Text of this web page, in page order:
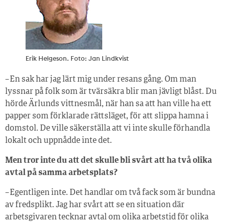
Erik Helgeson. Foto: Jan Lindkvist
– En sak har jag lärt mig under resans gång. Om man
lyssnar på folk som är tvärsäkra blir man jävligt blåst. Du
hörde Ärlunds vittnesmål, när han sa att han ville ha ett
papper som förklarade rättsläget, för att slippa hamna i
domstol. De ville säkerställa att vi inte skulle förhandla
lokalt och uppnådde inte det.
Men tror inte du att det skulle bli svårt att ha två olika
avtal på samma arbetsplats?
– Egentligen inte. Det handlar om två fack som är bundna
av fredsplikt. Jag har svårt att se en situation där
arbetsgivaren tecknar avtal om olika arbetstid för olika